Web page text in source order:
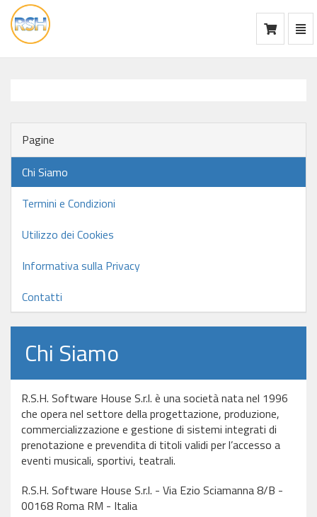
vai
alla
Pagine
Chi Siamo
Termini e Condizioni
Utilizzo dei Cookies
Informativa sulla Privacy
Contatti
Chi Siamo
R.S.H. Software House S.r.l. è una società nata nel 1996
che opera nel settore della progettazione, produzione,
commercializzazione e gestione di sistemi integrati di
prenotazione e prevendita di titoli validi per l’accesso a
eventi musicali, sportivi, teatrali.
R.S.H. Software House S.r.l. - Via Ezio Sciamanna 8/B -
00168 Roma RM - Italia